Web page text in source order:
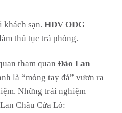
khách sạn. HDV ODG
thủ tục trả phòng.
tham quan Đảo Lan
là “móng tay đá” vươn ra
Những trải nghiệm
Châu Cửa Lò: